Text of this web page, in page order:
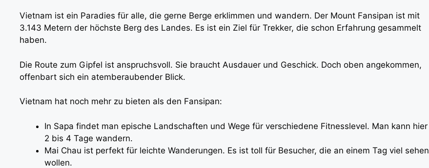
Vietnam ist ein Paradies für alle, die gerne Berge erklimmen und wandern. Der Mount Fansipan ist mit
3.143 Metern der höchste Berg des Landes. Es ist ein Ziel für Trekker, die schon Erfahrung gesammelt
haben.
Die Route zum Gipfel ist anspruchsvoll. Sie braucht Ausdauer und Geschick. Doch oben angekommen,
offenbart sich ein atemberaubender Blick.
Vietnam hat noch mehr zu bieten als den Fansipan:
In Sapa findet man epische Landschaften und Wege für verschiedene Fitnesslevel. Man kann hier
2 bis 4 Tage wandern.
Mai Chau ist perfekt für leichte Wanderungen. Es ist toll für Besucher, die an einem Tag viel sehen
wollen.